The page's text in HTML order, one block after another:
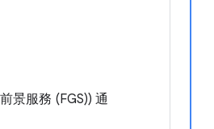
景服務 (FGS)) 通